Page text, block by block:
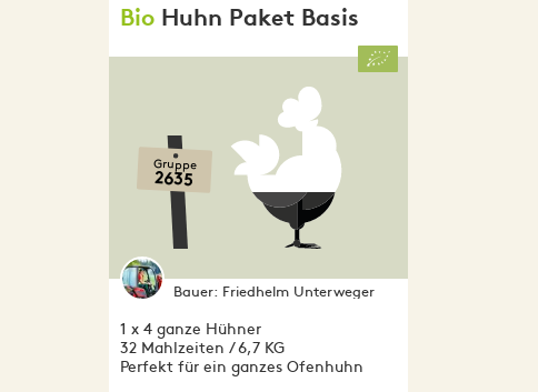
Bio Huhn Paket Basis
Gruppe
2635
Bauer: Friedhelm Unterweger
1 x 4 ganze Hühner
32 Mahlzeiten / 6,7 KG
Perfekt für ein ganzes Ofenhuhn